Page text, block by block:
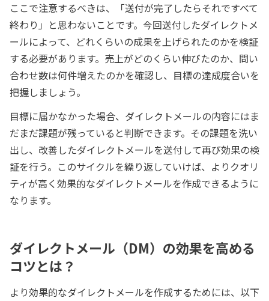
ここで注意するべきは、「送付が完了したらそれですべて
終わり」と思わないことです。今回送付したダイレクトメ
ールによって、どれくらいの成果を上げられたのかを検証
する必要があります。売上がどのくらい伸びたのか、問い
合わせ数は何件増えたのかを確認し、目標の達成度合いを
把握しましょう。
目標に届かなかった場合、ダイレクトメールの内容にはま
だまだ課題が残っていると判断できます。その課題を洗い
出し、改善したダイレクトメールを送付して再び効果の検
証を行う。このサイクルを繰り返していけば、よりクオリ
ティが高く効果的なダイレクトメールを作成できるように
なります。
ダイレクトメール（DM）の効果を高める
コツとは？
より効果的なダイレクトメールを作成するためには、以下